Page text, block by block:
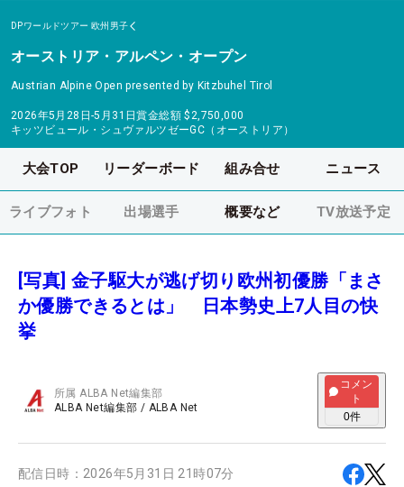
DPワールドツアー 欧州男子
オーストリア・アルペン・オープン
Austrian Alpine Open presented by Kitzbuhel Tirol
2026年5月28日-5月31日賞金総額 $2,750,000
キッツビュール・シュヴァルツゼーGC（オーストリア）
大会TOP リーダーボード 組み合せ ニュース
ライブフォト 出場選手 概要など TV放送予定
[写真] 金子駆大が逃げ切り欧州初優勝「まさ
か優勝できるとは」 日本勢史上7人目の快
挙
所属ALBA Net編集部
ALBA Net編集部 / ALBA Net
コメン
ト
0件
配信日時： 2026年5月31日 21時07分